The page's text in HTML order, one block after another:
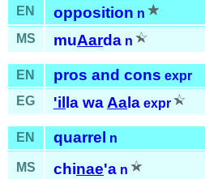
EN opposition n
MS
muAarda n
EN pros and cons expr
EG
'il la waAa la expr
EN quarrel n
MS chinae'a n